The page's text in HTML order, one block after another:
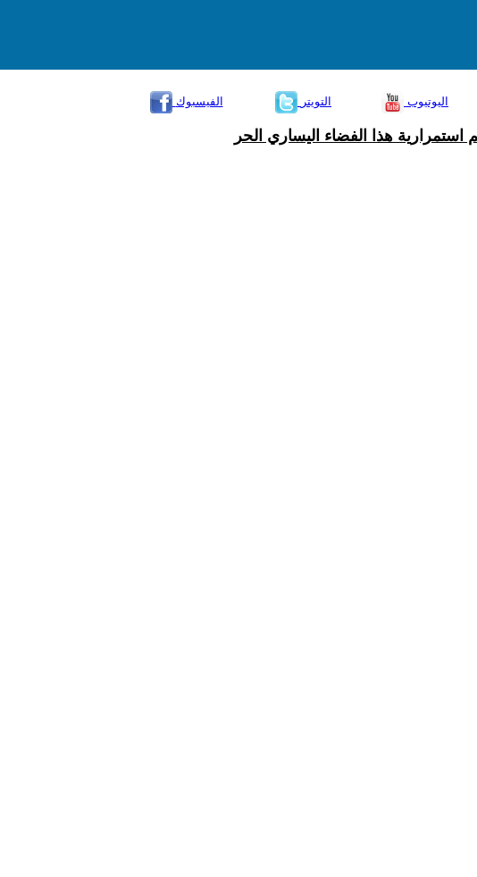
الفيسبوك
التويتر اليوتيوب
هذا الفضاء اليساري الحر